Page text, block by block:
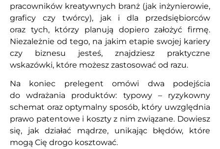
pracowników kreatywnych branż (jak inżynierowie,
graficy czy twórcy), jak i dla przedsiębiorców
oraz tych, którzy planują dopiero założyć firmę.
Niezależnie od tego, na jakim etapie swojej kariery
czy biznesu jesteś, znajdziesz praktyczne
wskazówki, które możesz zastosować od razu.
Na koniec prelegent omówi dwa podejścia
do wdrażania produktów: typowy – ryzykowny
schemat oraz optymalny sposób, który uwzględnia
prawo patentowe i koszty z nim związane. Dowiesz
się, jak działać mądrze, unikając błędów, które
mogą Cię drogo kosztować.